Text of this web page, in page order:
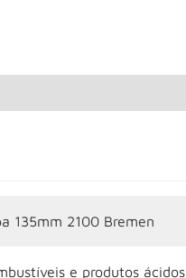
135mm 2100 Bremen
e produtos ácidos